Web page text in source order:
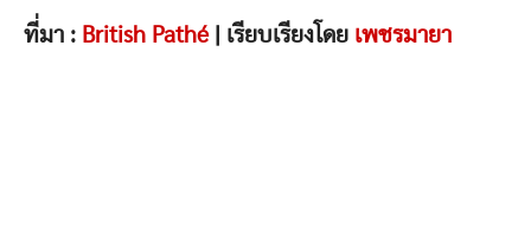
ที่มา : British Pathé| เรียบเรียงโดย เพชรมายา